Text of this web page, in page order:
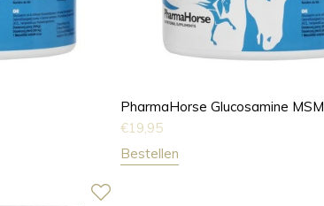
PharmaHorse Glucosamine MSM
€19,95
Bestellen